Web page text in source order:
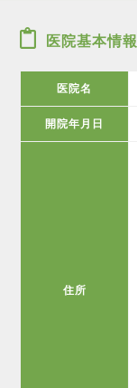
医院基本情報
医院名
開院年月日
住所